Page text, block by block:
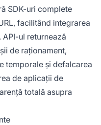
SDK-uri complete
facilitând integrarea
ul returnează
de raționament,
temporale și defalcarea
de aplicații de
totală asupra